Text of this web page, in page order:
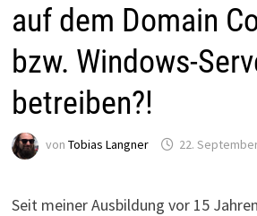
auf dem Domain
bzw. Windows-
betreiben?!
von Tobias Langner 22.
Seit meiner Ausbildung vor 15